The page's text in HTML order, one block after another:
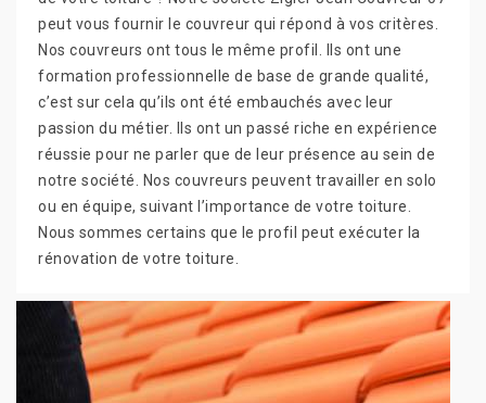
peut vous fournir le couvreur qui répond à vos critères.
Nos couvreurs ont tous le même profil. Ils ont une
formation professionnelle de base de grande qualité,
c’est sur cela qu’ils ont été embauchés avec leur
passion du métier. Ils ont un passé riche en expérience
réussie pour ne parler que de leur présence au sein de
notre société. Nos couvreurs peuvent travailler en solo
ou en équipe, suivant l’importance de votre toiture.
Nous sommes certains que le profil peut exécuter la
rénovation de votre toiture.